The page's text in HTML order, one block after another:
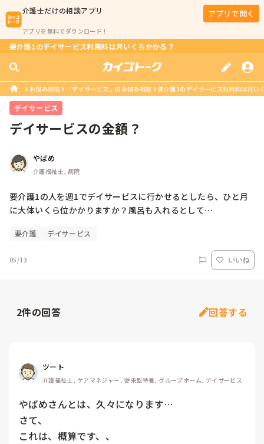
介護士だけの相談アプリ
アプリを無料でダウンロード！
アプリで開く
要介護1のデイサービス利用料は月いくらかかる？
お悩み相談 「デイサービス」のお悩み相談 要介護1のデイサービス利用料は月い
デイサービス
デイサービスの金額？
やばめ
介護福祉士, 病院
要介護1の人を週1でデイサービスに行かせるとしたら、ひと月
に大体いくら位かかりますか？風呂も入れるとして…
要介護 デイサービス
05/13 いいね
2件の回答 回答する
ツート
介護福祉士, ケアマネジャー, 従来型特養, グループホーム, デイサービス
やばめさんとは、久々になります…
さて、
これは、概算です、、